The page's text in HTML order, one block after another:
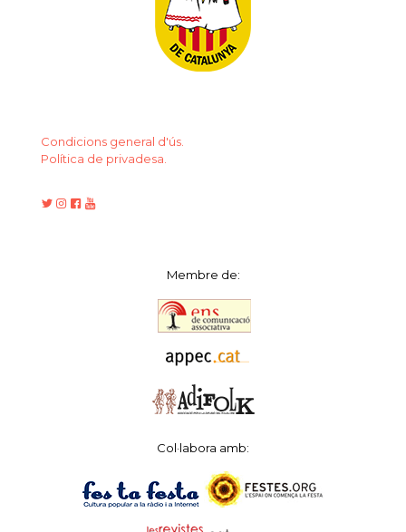
Condicions general d'ús.
Política de privadesa.
Membre de:
Col·labora amb: